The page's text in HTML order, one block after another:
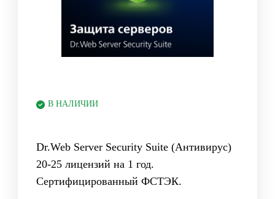
В НАЛИЧИИ
Dr.Web Server Security Suite (Антивирус)
20-25 лицензий на 1 год.
Сертифицированный ФСТЭК.